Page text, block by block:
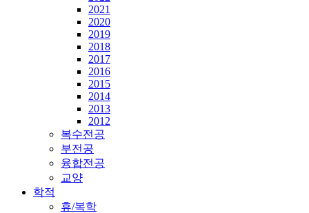
2021
2020
2019
2018
2017
2016
2015
2014
2013
2012
복수전공
부전공
융합전공
교양
학적
휴/복학